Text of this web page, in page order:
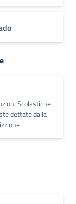
Scolastiche
dettate dalla